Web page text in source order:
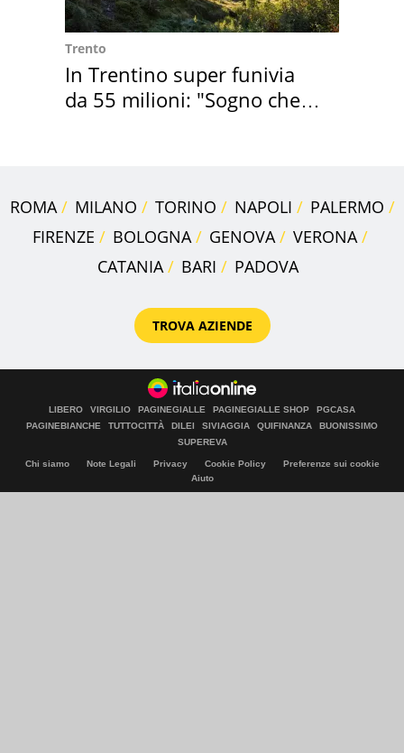
Trento
In Trentino super funivia
da 55 milioni: "Sogno che si
ROMA MILANO TORINO NAPOLI
PALERMO
FIRENZE
BOLOGNA GENOVA
VERONA
CATANIA
BARI PADOVA
TROVA AZIENDE
LIBERO VIRGILIO PAGINEGIALLE PAGINEGIALLE SHOP
PGCASA
PAGINEBIANCHE
TUTTOCITTÀ DILEI SIVIAGGIA QUIFINANZA
BUONISSIMO
SUPEREVA
Chi siamo Note Legali Privacy Cookie Policy
Preferenze sui cookie
Aiuto